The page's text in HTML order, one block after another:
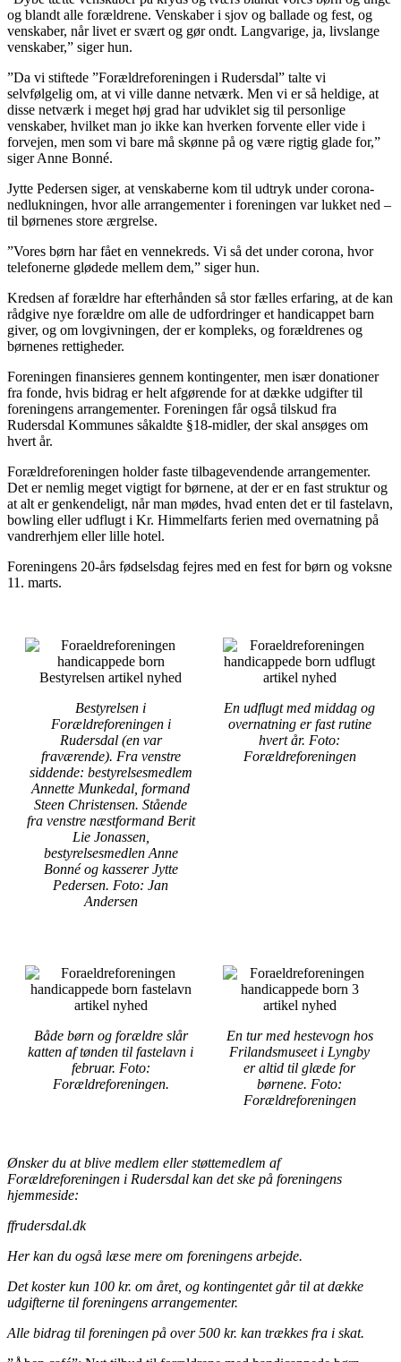
og blandt alle forældrene. Venskaber i sjov og ballade og fest, og
venskaber, når livet er svært og gør ondt. Langvarige, ja, livslange
venskaber,” siger hun.
”Da vi stiftede ”Forældreforeningen i Rudersdal” talte vi
selvfølgelig om, at vi ville danne netværk. Men vi er så heldige, at
disse netværk i meget høj grad har udviklet sig til personlige
venskaber, hvilket man jo ikke kan hverken forvente eller vide i
forvejen, men som vi bare må skønne på og være rigtig glade for,”
siger Anne Bonné.
Jytte Pedersen siger, at venskaberne kom til udtryk under corona-
nedlukningen, hvor alle arrangementer i foreningen var lukket ned –
til børnenes store ærgrelse.
”Vores børn har fået en vennekreds. Vi så det under corona, hvor
telefonerne glødede mellem dem,” siger hun.
Kredsen af forældre har efterhånden så stor fælles erfaring, at de kan
rådgive nye forældre om alle de udfordringer et handicappet barn
giver, og om lovgivningen, der er kompleks, og forældrenes og
børnenes rettigheder.
Foreningen finansieres gennem kontingenter, men især donationer
fra fonde, hvis bidrag er helt afgørende for at dække udgifter til
foreningens arrangementer. Foreningen får også tilskud fra
Rudersdal Kommunes såkaldte §18-midler, der skal ansøges om
hvert år.
Forældreforeningen holder faste tilbagevendende arrangementer.
Det er nemlig meget vigtigt for børnene, at der er en fast struktur og
at alt er genkendeligt, når man mødes, hvad enten det er til fastelavn,
bowling eller udflugt i Kr. Himmelfarts ferien med overnatning på
vandrerhjem eller lille hotel.
Foreningens 20-års fødselsdag fejres med en fest for børn og voksne
11. marts.
Bestyrelsen i
Forældreforeningen i
Rudersdal (en var
fraværende). Fra venstre
siddende: bestyrelsesmedlem
Annette Munkedal, formand
Steen Christensen. Stående
fra venstre næstformand Berit
Lie Jonassen,
bestyrelsesmedlen Anne
Bonné og kasserer Jytte
Pedersen. Foto: Jan
Andersen
En udflugt med middag og
overnatning er fast rutine
hvert år. Foto:
Forældreforeningen
Både børn og forældre slår
katten af tønden til fastelavn i
februar. Foto:
Forældreforeningen.
En tur med hestevogn hos
Frilandsmuseet i Lyngby
er altid til glæde for
børnene. Foto:
Forældreforeningen
Ønsker du at blive medlem eller støttemedlem af
Forældreforeningen i Rudersdal kan det ske på foreningens
hjemmeside:
ffrudersdal.dk
Her kan du også læse mere om foreningens arbejde.
Det koster kun 100 kr. om året, og kontingentet går til at dække
udgifterne til foreningens arrangementer.
Alle bidrag til foreningen på over 500 kr. kan trækkes fra i skat.